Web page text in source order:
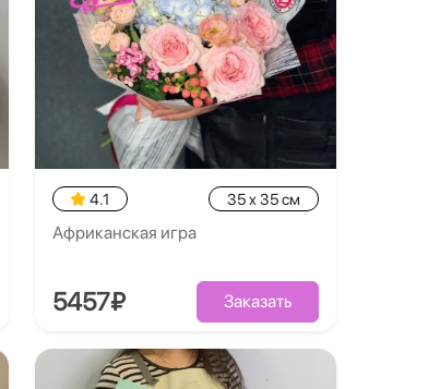
4.1 35 x 35 см
Африканская игра
5457₽ Заказать